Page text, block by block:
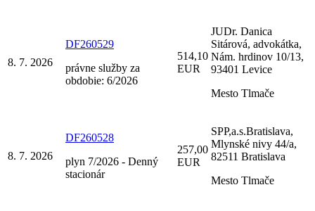
8. 7. 2026
DF260529
právne služby za
obdobie: 6/2026
514,10
EUR
JUDr. Danica
Sitárová, advokátka,
Nám. hrdinov 10/13,
93401 Levice
Mesto Tlmače
8. 7. 2026
DF260528
plyn 7/2026 - Denný
stacionár
257,00
EUR
SPP,a.s.Bratislava,
Mlynské nivy 44/a,
82511 Bratislava
Mesto Tlmače